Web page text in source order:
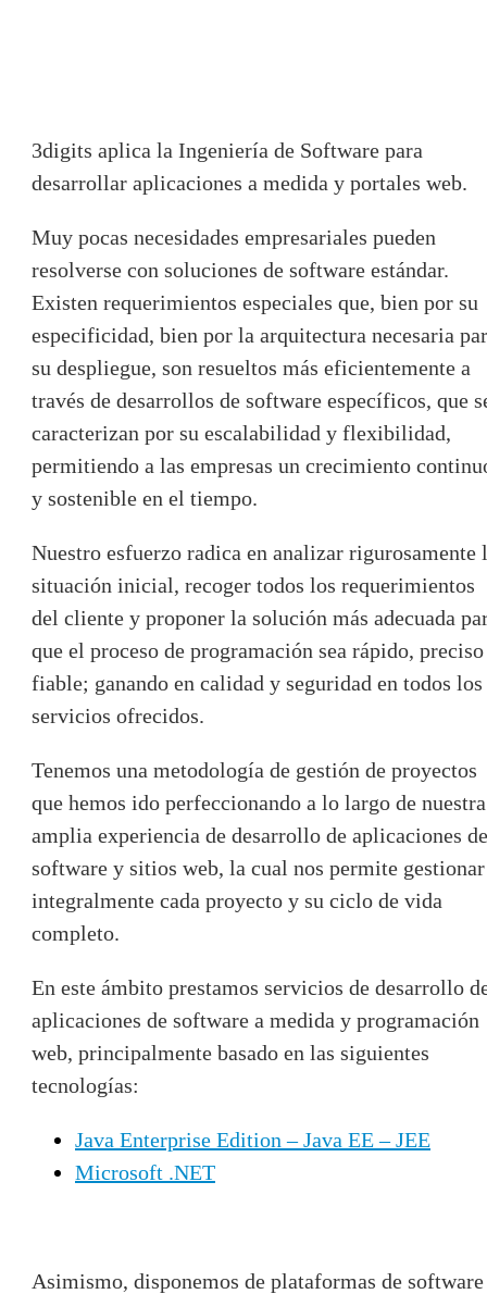
3digits aplica la Ingeniería de Software para
desarrollar aplicaciones a medida y portales web.
Muy pocas necesidades empresariales pueden
resolverse con soluciones de software estándar.
Existen requerimientos especiales que, bien por su
especificidad, bien por la arquitectura necesaria
su despliegue, son resueltos más eficientemente a
través de desarrollos de software específicos, que
caracterizan por su escalabilidad y flexibilidad,
permitiendo a las empresas un crecimiento
y sostenible en el tiempo.
Nuestro esfuerzo radica en analizar rigurosamente
situación inicial, recoger todos los requerimientos
del cliente y proponer la solución más adecuada
que el proceso de programación sea rápido,
fiable; ganando en calidad y seguridad en todos los
servicios ofrecidos.
Tenemos una metodología de gestión de proyectos
que hemos ido perfeccionando a lo largo de nuestra
amplia experiencia de desarrollo de aplicaciones de
software y sitios web, la cual nos permite gestionar
integralmente cada proyecto y su ciclo de vida
completo.
En este ámbito prestamos servicios de desarrollo
aplicaciones de software a medida y programación
web, principalmente basado en las siguientes
tecnologías:
Java Enterprise Edition – Java EE – JEE
Microsoft .NET
Asimismo, disponemos de plataformas de software